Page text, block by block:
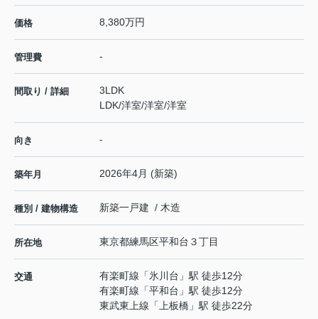
価格 8,380万円
管理費 -
間取り / 詳細
3LDK
LDK/洋室/洋室/洋室
向き -
築年月 2026年4月 (新築)
種別 / 建物構造 新築一戸建 / 木造
所在地 東京都練馬区平和台 ３丁目
交通 有楽町線 「氷川台 」駅 徒歩12分
有楽町線 「平和台 」駅 徒歩12分
東武東上線 「上板橋 」駅 徒歩22分